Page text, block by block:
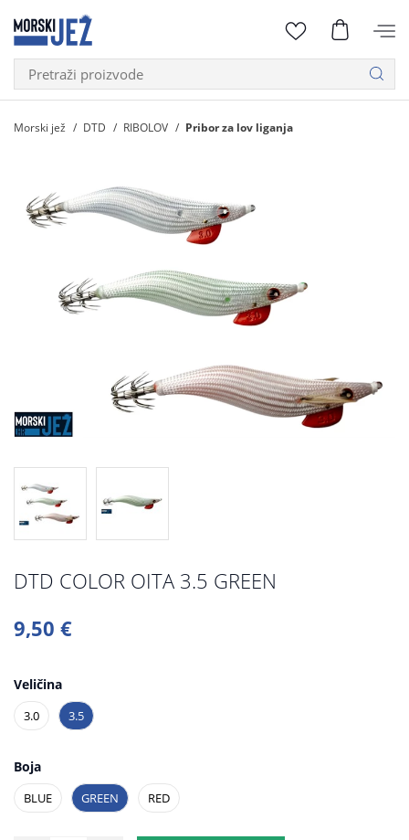
Morski jež DTD RIBOLOV Pribor za lov liganja
DTD COLOR OITA 3.5 GREEN
9,50 €
Veličina
3.0 3.5
Boja
BLUE GREEN RED